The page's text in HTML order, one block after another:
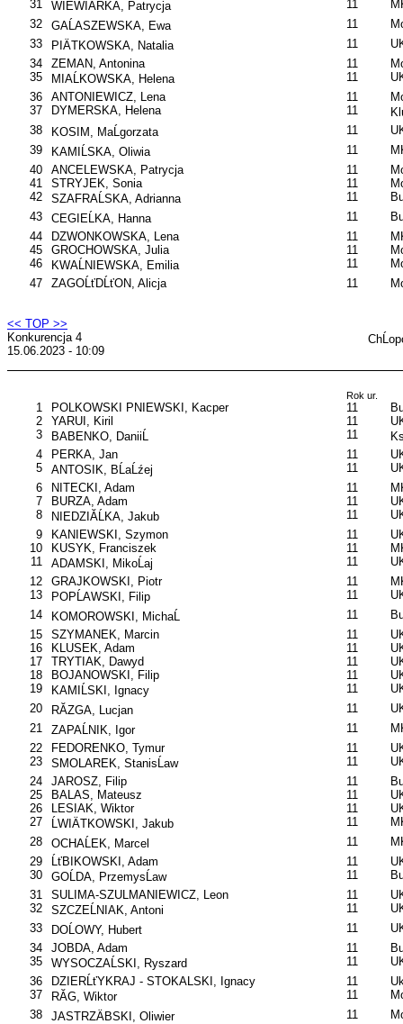
31
WIEWIĂRKA, Patrycja 11
32
GAĹASZEWSKA, Ewa 11
33
PIÄTKOWSKA, Natalia 11
34
ZEMAN, Antonina 11
35
MIAĹKOWSKA, Helena 11
36
ANTONIEWICZ, Lena 11
37
DYMERSKA, Helena 11
38
KOSIM, MaĹgorzata 11
39
KAMIĹSKA, Oliwia 11
40
ANCELEWSKA, Patrycja 11
41
STRYJEK, Sonia 11
42
SZAFRAĹSKA, Adrianna 11
43
CEGIEĹKA, Hanna 11
44
DZWONKOWSKA, Lena 11
45
GROCHOWSKA, Julia 11
46
KWAĹNIEWSKA, Emilia 11
47
ZAGOĹťDĹťON, Alicja 11
<< TOP >>
Konkurencja 4
15.06.2023 - 10:09
Rok ur.
1 POLKOWSKI PNIEWSKI, Kacper 11
2
YARUI, Kiril 11
3
BABENKO, DaniiĹ 11
4
PERKA, Jan 11
5
ANTOSIK, BĹaĹźej 11
6
NITECKI, Adam 11
7
BURZA, Adam 11
8
NIEDZIĂĹKA, Jakub 11
9
KANIEWSKI, Szymon 11
10
KUSYK, Franciszek 11
11
ADAMSKI, MikoĹaj 11
12
GRAJKOWSKI, Piotr 11
13
POPĹAWSKI, Filip 11
14
KOMOROWSKI, MichaĹ 11
15
SZYMANEK, Marcin 11
16
KLUSEK, Adam 11
17
TRYTIAK, Dawyd 11
18
BOJANOWSKI, Filip 11
19
KAMIĹSKI, Ignacy 11
20
RĂZGA, Lucjan 11
21
ZAPAĹNIK, Igor 11
22
FEDORENKO, Tymur 11
23
SMOLAREK, StanisĹaw 11
24
JAROSZ, Filip 11
25
BALAS, Mateusz 11
26
LESIAK, Wiktor 11
27
ĹWIÄTKOWSKI, Jakub 11
28
OCHAĹEK, Marcel 11
29
ĹťBIKOWSKI, Adam 11
30
GOĹDA, PrzemysĹaw 11
31
SULIMA-SZULMANIEWICZ, Leon 11
32
SZCZEĹNIAK, Antoni 11
33
DOĹOWY, Hubert 11
34
JOBDA, Adam 11
35
WYSOCZAĹSKI, Ryszard 11
36
DZIERĹťYKRAJ - STOKALSKI, Ignacy 11
37
RĂG, Wiktor 11
38
JASTRZÄBSKI, Oliwier 11